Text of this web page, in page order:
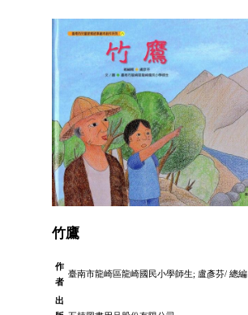
竹鷹
作
者
臺南市龍崎區龍崎國民小學師生; 盧彥芬/ 總編
出